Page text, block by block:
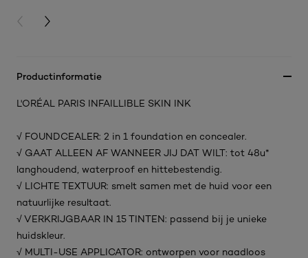
PREVIOUS CARD
NEXT CARD
Productinformatie
L'ORÉAL PARIS INFAILLIBLE SKIN INK
√ FOUNDCEALER: 2 in 1 foundation en concealer.
√ GAAT ALLEEN AF WANNEER JIJ DAT WILT: tot 48u*
langhoudend, waterproof en hittebestendig.
√ LICHTE TEXTUUR: smelt samen met de huid voor een
natuurlijke resultaat.
√ VERKRIJGBAAR IN 15 TINTEN: passend bij je unieke
huidskleur.
√ MULTI-USE APPLICATOR: ontworpen voor naadloos